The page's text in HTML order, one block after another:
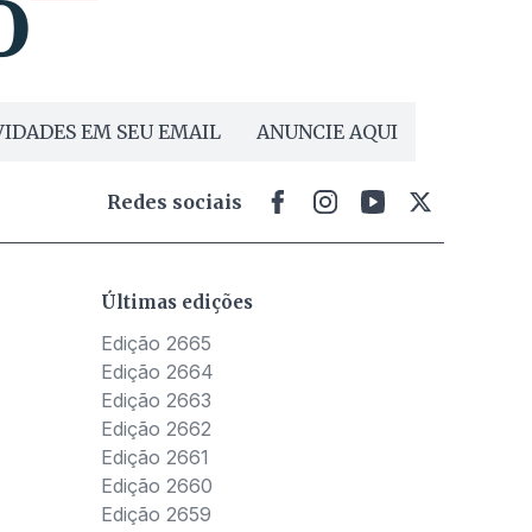
EM SEU EMAIL ANUNCIE AQUI
Redes sociais
Últimas edições
Edição 2665
Edição 2664
Edição 2663
Edição 2662
Edição 2661
Edição 2660
Edição 2659